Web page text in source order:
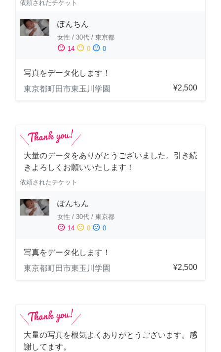
依頼されたチケット
ぽんちん
女性 / 30代 / 東京都
sentiment_satisfied 14 sentiment_neutral 0 sentiment_dissatisfied 0
写真をデータ化します！
東京都町田市東玉川学園
¥2,500
大量のデータをありがとうございました。引き続
きよろしくお願いいたします！
依頼されたチケット
ぽんちん
女性 / 30代 / 東京都
sentiment_satisfied 14 sentiment_neutral 0 sentiment_dissatisfied 0
写真をデータ化します！
東京都町田市東玉川学園
¥2,500
大量の写真を根気よくありがとうございます。感
謝してます。